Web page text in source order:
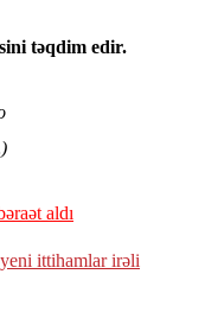
təqdim edir.
aldı
ittihamlar irəli